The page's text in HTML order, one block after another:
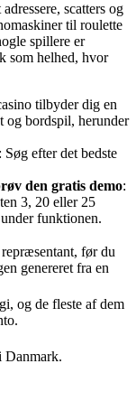
scatters og
til roulette
spillere er
som helhed, hvor
tilbyder dig en
og bordspil, herunder
: Søg efter det bedste
den gratis demo:
3, 20 eller 25
funktionen.
før du
genereret fra en
og de fleste af dem
Danmark.